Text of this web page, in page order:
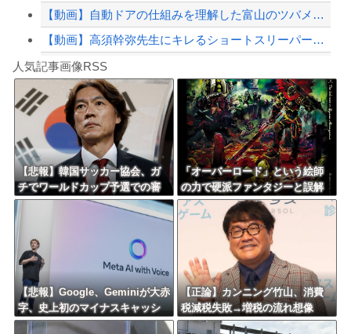
Powered by livedoor 相互RSS
【動画】自動ドアの仕組みを理解した富山のツバメが賢い。
【動画】高須幹弥先生にキレるショートスリーパー・堀大輔氏が怖いと話題にｗｗｗｗｗ...
花丸「善子ちゃんが寝てる……」
【第一位】車で要らない装備、「電動シート」に決まる・・・
8/4のニュース
日本旅行キャンセルすべきか…1万年ぶり史上最大級の火山の兆し＝韓国の反応
更新中止のお知らせ
海外「おめでとうタキ！」リヴァプール南野がバースデーゴール！！
Powered by livedoor 相互RSS
人気記事画像RSS
【悲報】韓国サッカー協会、ガ
チでワールドカップ予選での審
判への性接待がバレ大炎上大騒
「オーバーロード」という絵師
の力で硬派ファンタジーと誤解
させ人気出たなろう作品ｗｗｗ
ｗｗｗｗｗｗ
【悲報】Google、Geminiが大赤
字、史上初のマイナスキャッシ
ュフローに陥る・・・
【正論】カンニング竹山、消費
税減税失敗→増税の流れ想像
「次誰が総理やりたいと思いま